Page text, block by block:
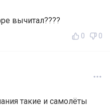
вычитал????
0 0
такие и самолёты